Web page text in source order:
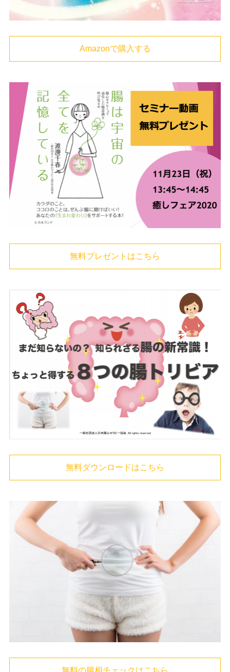
Amazonで購入する
無料プレゼントはこちら
無料ダウンロードはこちら
無料の腸相チェックはこちら